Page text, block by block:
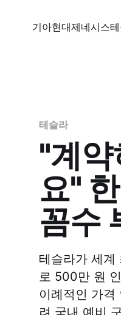
기아현대제네시스
테슬라
"계약
요"
꼼수
테슬라가 세
로 500만 원
이례적인 가
려 국내 예비